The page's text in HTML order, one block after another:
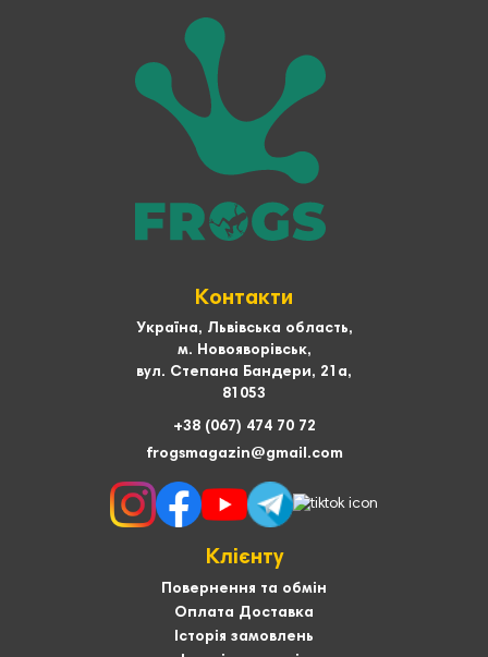
Контакти
Україна, Львівська область,
м. Новояворівськ,
вул. Степана Бандери, 21а,
81053
+38 (067) 474 70 72
frogsmagazin@gmail.com
Клієнту
Повернення та обмін
Оплата Доставка
Історія замовлень